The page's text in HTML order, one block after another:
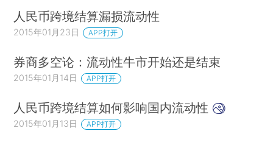
人民币跨境结算漏损流动性
2015年01月23日 APP打开
券商多空论：流动性牛市开始还是结束
2015年01月14日 APP打开
人民币跨境结算如何影响国内流动性
2015年01月13日 APP打开